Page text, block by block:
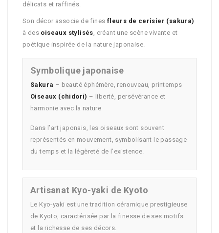
délicats et raffinés.
Son décor associe de fines fleurs de cerisier (sakura)
à des oiseaux stylisés, créant une scène vivante et
poétique inspirée de la nature japonaise.
Symbolique japonaise
Sakura – beauté éphémère, renouveau, printemps
Oiseaux (chidori) – liberté, persévérance et
harmonie avec la nature
Dans l’art japonais, les oiseaux sont souvent
représentés en mouvement, symbolisant le passage
du temps et la légèreté de l’existence.
Artisanat Kyo-yaki de Kyoto
Le Kyo-yaki est une tradition céramique prestigieuse
de Kyoto, caractérisée par la finesse de ses motifs
et la richesse de ses décors.